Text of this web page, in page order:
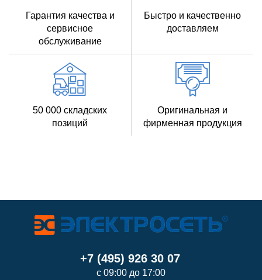
Гарантия качества и
сервисное
обслуживание
Быстро и качественно
доставляем
50 000 складских
позиций
Оригинальная и
фирменная продукция
+7 (495) 926 30 07
с 09:00 до 17:00